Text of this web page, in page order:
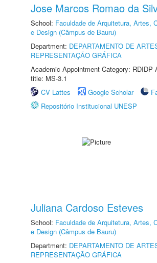
Jose Marcos Romao da
School: Faculdade de Arquitetura, Artes,
e Design (Câmpus de Bauru)
Department: DEPARTAMENTO DE
REPRESENTAÇÃO GRÁFICA
Academic Appointment Category: RDIDP
title: MS-3.1
CV Lattes
Google Scholar
Repositório Institucional UNESP
Juliana Cardoso Esteves
School: Faculdade de Arquitetura, Artes,
e Design (Câmpus de Bauru)
Department: DEPARTAMENTO DE
REPRESENTAÇÃO GRÁFICA